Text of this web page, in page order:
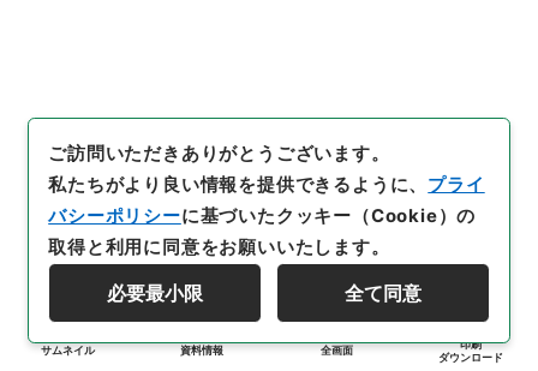
サムネイル 資料情報 全画面
印刷
ダウンロード
ご訪問いただきありがとうございます。
私たちがより良い情報を提供できるように、 プライ
バシーポリシーに基づいたクッキー（Cookie）の
取得と利用に同意をお願いいたします。
必要最小限 全て同意